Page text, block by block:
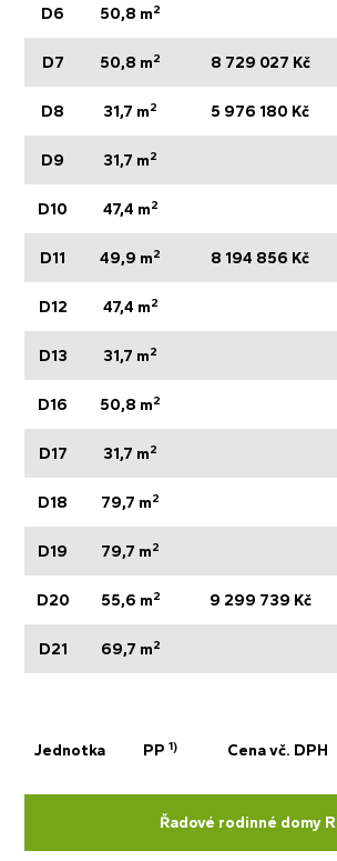
D6 50,8 m2
D7 50,8 m2 8 729 027 Kč
D8 31,7 m2 5 976 180 Kč
D9 31,7 m2
D10 47,4 m2
D11 49,9 m2 8 194 856 Kč
D12 47,4 m2
D13 31,7 m2
D16 50,8 m2
D17 31,7 m2
D18 79,7 m2
D19 79,7 m2
D20 55,6 m2 9 299 739 Kč
D21 69,7 m2
Jednotka PP 1) Cena vč. DPH
Řadové rodinné domy R